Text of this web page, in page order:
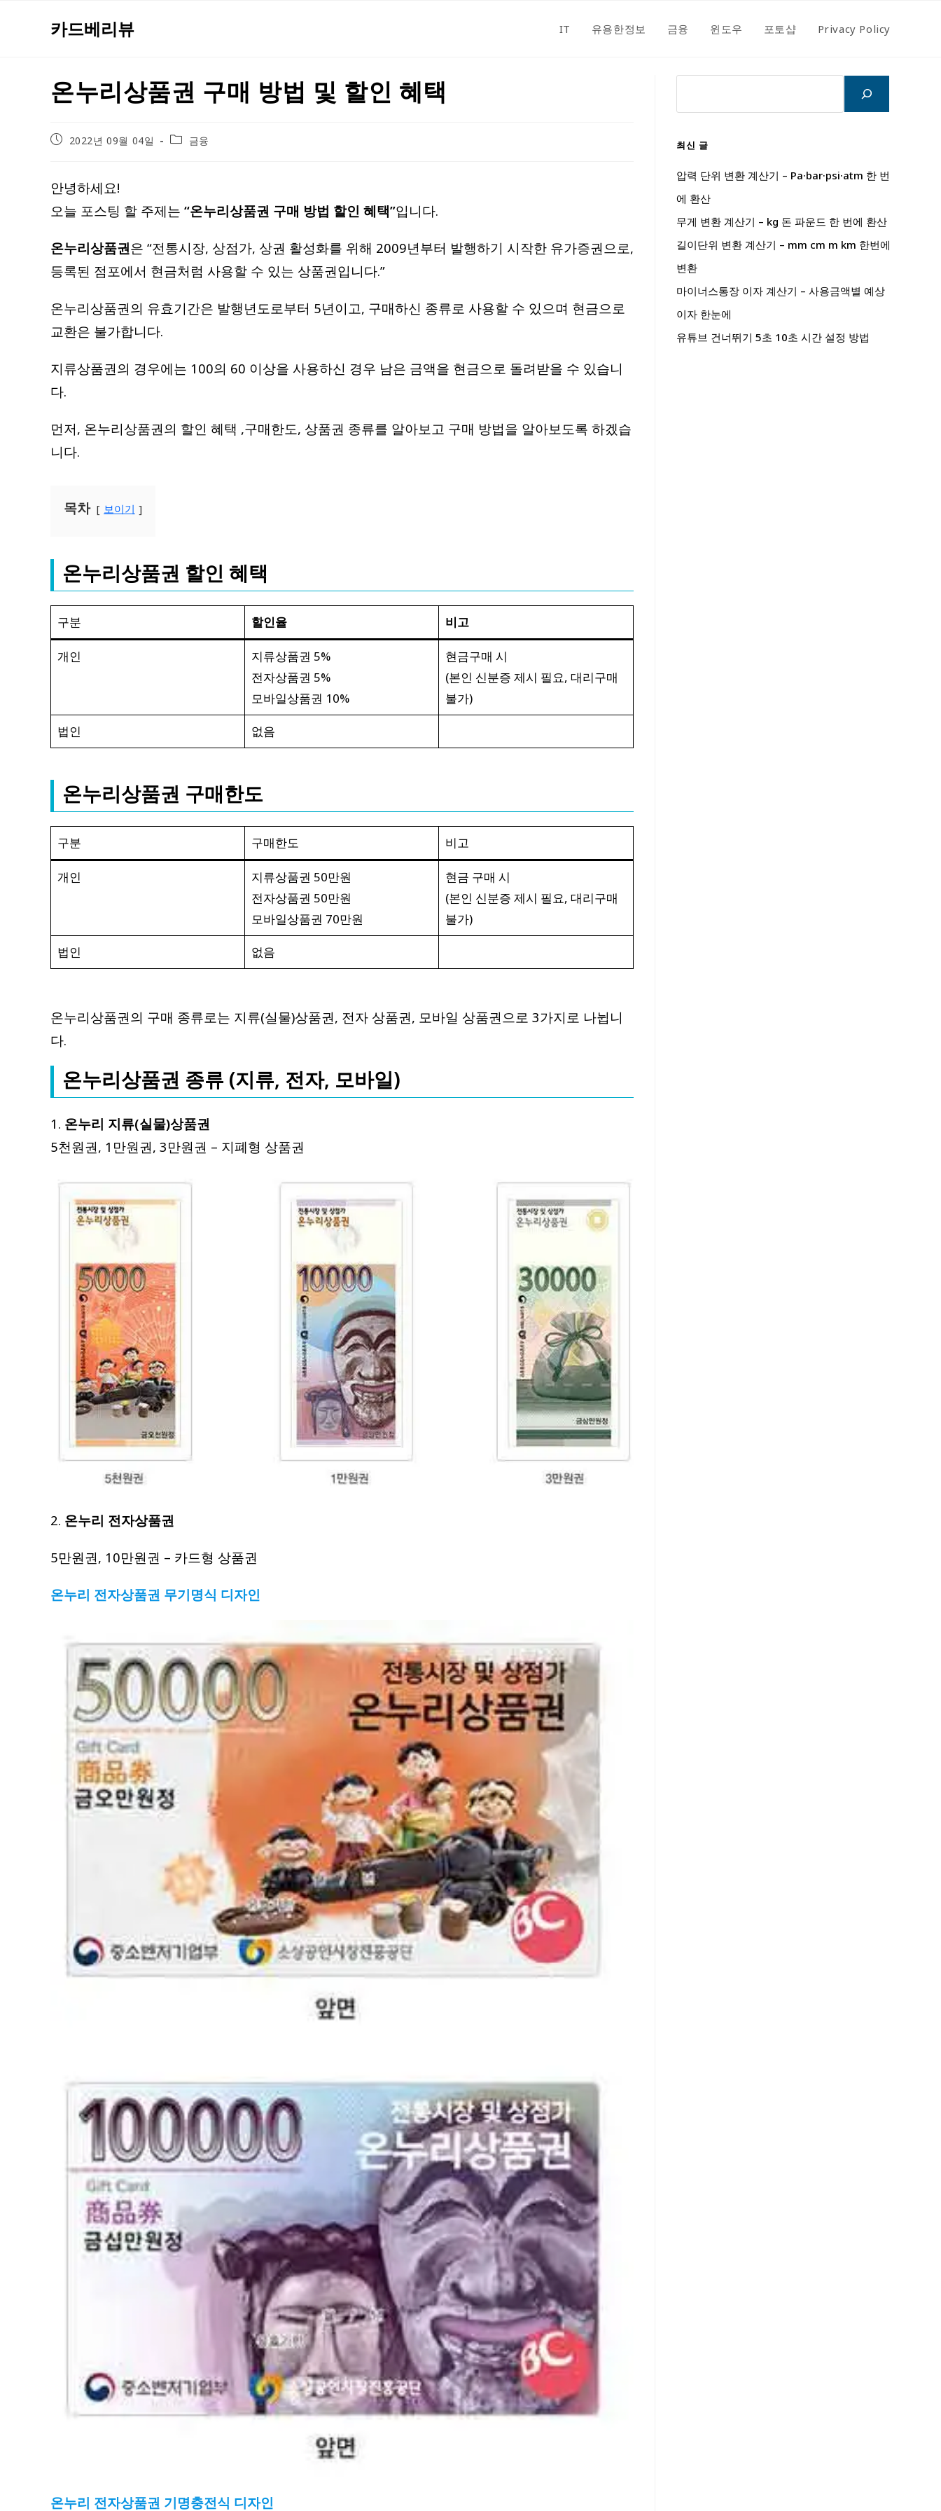
카드베리뷰 IT 유용한정보 금융 윈도우 포토샵 Privacy Policy
온누리상품권 구매 방법 및 할인 혜택
Post2022년 09월 04일
Post금융
안녕하세요!
오늘 포스팅 할 주제는 “온누리상품권 구매 방법 할인 혜택”입니다.
온누리상품권은 “전통시장, 상점가, 상권 활성화를 위해 2009년부터 발행하기 시작한 유가증권으로,
등록된 점포에서 현금처럼 사용할 수 있는 상품권입니다.”
온누리상품권의 유효기간은 발행년도로부터 5년이고, 구매하신 종류로 사용할 수 있으며 현금으로
교환은 불가합니다.
지류상품권의 경우에는 100의 60 이상을 사용하신 경우 남은 금액을 현금으로 돌려받을 수 있습니
다.
먼저, 온누리상품권의 할인 혜택 ,구매한도, 상품권 종류를 알아보고 구매 방법을 알아보도록 하겠습
니다.
목차 보이기
온누리상품권 할인 혜택
구분 할인율 비고
개인
지류상품권 5%
전자상품권 5%
모바일상품권 10%
현금구매 시
(본인 신분증 제시 필요, 대리구매
불가)
법인 없음
온누리상품권 구매한도
구분 구매한도 비고
개인
지류상품권 50만원
전자상품권 50만원
모바일상품권 70만원
현금 구매 시
(본인 신분증 제시 필요, 대리구매
불가)
법인 없음
온누리상품권의 구매 종류로는 지류(실물)상품권, 전자 상품권, 모바일 상품권으로 3가지로 나뉩니
다.
온누리상품권 종류 (지류, 전자, 모바일)
1. 온누리 지류(실물)상품권
5천원권, 1만원권, 3만원권 – 지폐형 상품권
2. 온누리 전자상품권
5만원권, 10만원권 – 카드형 상품권
온누리 전자상품권 무기명식 디자인
온누리 전자상품권 기명충전식 디자인
최신 글
압력 단위 변환 계산기 – Pa·bar·psi·atm 한 번
에 환산
무게 변환 계산기 – kg 돈 파운드 한 번에 환산
길이단위 변환 계산기 – mm cm m km 한번에
변환
마이너스통장 이자 계산기 – 사용금액별 예상
이자 한눈에
유튜브 건너뛰기 5초 10초 시간 설정 방법